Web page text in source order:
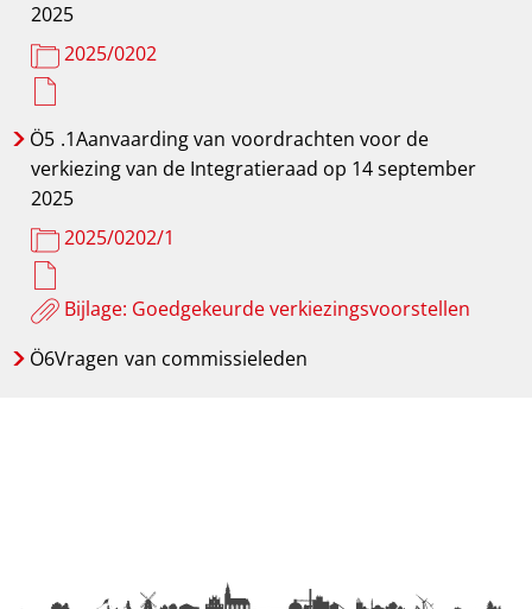
2025
2025/0202
Ö5 .1Aanvaarding van voordrachten voor de
verkiezing van de Integratieraad op 14 september
2025
2025/0202/1
Bijlage: Goedgekeurde verkiezingsvoorstellen
Ö6Vragen van commissieleden